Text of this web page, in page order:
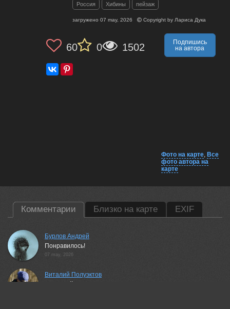
Россия Хибины пейзаж
загружено 07 may, 2026 Copyright by Лариса Дука
60 0 1502
Подпишись
на автора
Фото на карте, Все
фото автора на
карте
Комментарии Близко на карте EXIF
Бурлов Андрей
Понравилось!
07 may, 2026
Виталий Полуэктов
Красивый вид!